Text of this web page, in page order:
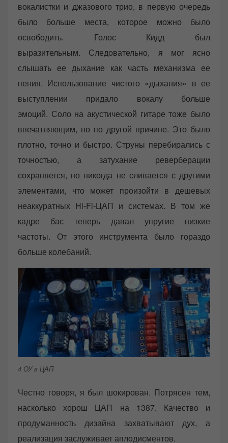
вокалистки и джазового трио, в первую очередь
было больше места, которое можно было
освободить. Голос Кидд был
выразительным. Следовательно, я мог ясно
слышать ее дыхание как часть механизма ее
пения. Использование чистого «дыхания» в ее
выступлении придало вокалу больше
эмоций. Соло на акустической гитаре тоже было
впечатляющим, но по другой причине. Это было
плотно, точно и быстро. Струны перебирались с
точностью, а затухание реверберации
сохраняется, но никогда не сливается с другими
элементами, что может произойти в дешевых
неаккуратных Hi-Fi-ЦАП и системах. В том же
кадре бас теперь давал упругие низкие
частоты. От этого инструмента было гораздо
больше колебаний.
4 ОУ в ЦАП
Честно говоря, я был шокирован. Потрясен тем,
насколько хорош ЦАП на 1387. Качество и
продуманность дизайна захватывают дух, а
реализация заслуживает аплодисментов.